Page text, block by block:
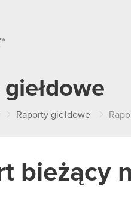
Raporty giełdowe
bieżący